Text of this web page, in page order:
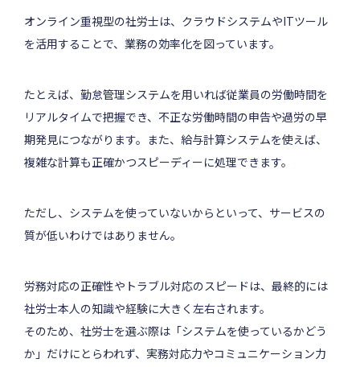
オンライン重視型の社労士は、クラウドシステムやITツール
を活用することで、業務の効率化を図っています。
たとえば、勤怠管理システムを用いれば従業員の労働時間を
リアルタイムで把握でき、不正な労働時間の申告や過労の早
期発見につながります。また、給与計算システムを使えば、
複雑な計算も正確かつスピーディーに処理できます。
ただし、システムを使っていないからといって、サービスの
質が低いわけではありません。
労務対応の正確性やトラブル対応のスピードは、最終的には
社労士本人の知識や経験に大きく左右されます。
そのため、社労士を選ぶ際は「システムを使っているかどう
か」だけにとらわれず、実務対応力やコミュニケーション力